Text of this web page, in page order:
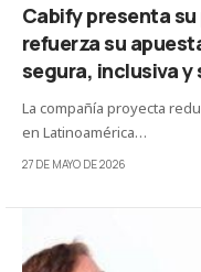
Cabify presenta su
refuerza su
segura, inclusiva
La compañía proyecta
en Latinoamérica…
27 DE MAYO DE 2026